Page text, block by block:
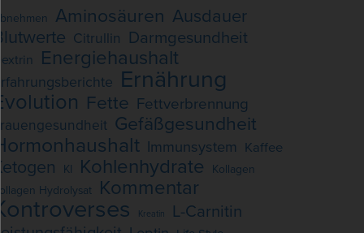
Abnehmen Aminosäuren Ausdauer
Blutwerte Citrullin Darmgesundheit
Dextrin Energiehaushalt
Erfahrungsberichte Ernährung
Evolution Fette Fettverbrennung
Frauengesundheit Gefäßgesundheit
Hormonhaushalt Immunsystem Kaffee
Ketogen KI Kohlenhydrate Kollagen
Kollagen Hydrolysat Kommentar
Kontroverses Kreatin
L-Carnitin